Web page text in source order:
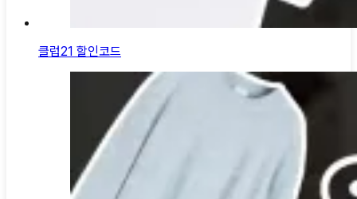
클럽21 할인코드